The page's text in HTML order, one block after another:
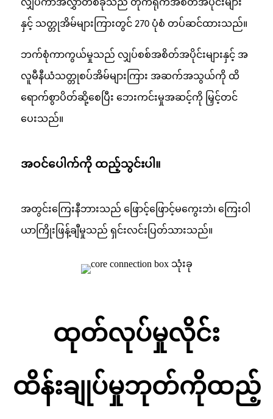
လျှပ်ကာအလွှာတစ်ခုသည် တိုက်ရိုက်အစိတ်အပိုင်းများ
နှင့် သတ္တုအိမ်များကြားတွင် 270 ပုံစံ တပ်ဆင်ထားသည်။
ဘက်စုံကာကွယ်မှုသည် လျှပ်စစ်အစိတ်အပိုင်းများနှင့် အ
လူမီနီယံသတ္တုစပ်အိမ်များကြား အဆက်အသွယ်ကို ထိ
ရောက်စွာပိတ်ဆို့စေပြီး ဘေးကင်းမှုအဆင့်ကို မြှင့်တင်
ပေးသည်။
အဝင်ပေါက်ကို ထည့်သွင်းပါ။
အတွင်းကြေးနီဘားသည် ဖြောင့်ဖြောင့်မကွေးဘဲ၊ ကြေးဝါ
ယာကြိုးဖြန့်ချီမှုသည် ရှင်းလင်းပြတ်သားသည်။
ထုတ်လုပ်မှုလိုင်း
ထိန်းချုပ်မှုဘုတ်ကိုထည့်